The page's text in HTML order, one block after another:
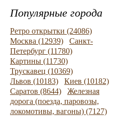
Популярные города
Ретро открытки (24086)
Москва (12939)
Санкт-
Петербург (11780)
Картины (11730)
Трускавец (10369)
Львов (10183)
Киев (10182)
Саратов (8644)
Железная
дорога (поезда, паровозы,
локомотивы, вагоны) (7127)